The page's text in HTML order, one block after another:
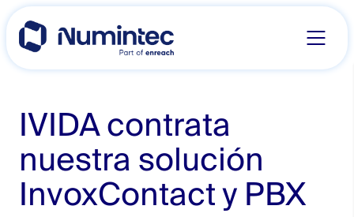
Skip
content
IVIDA contrata
nuestra solución
InvoxContact y PBX